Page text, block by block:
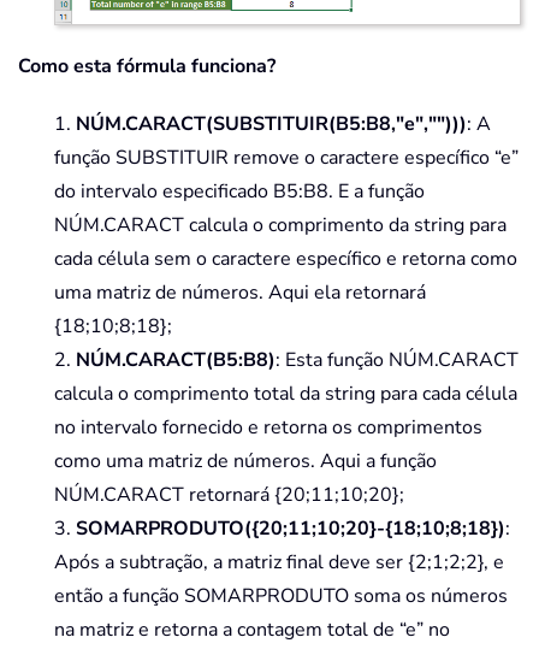
Como esta fórmula funciona?
1. NÚM.CARACT(SUBSTITUIR(B5:B8,"e",""))): A
função SUBSTITUIR remove o caractere específico “e”
do intervalo especificado B5:B8. E a função
NÚM.CARACT calcula o comprimento da string para
cada célula sem o caractere específico e retorna como
uma matriz de números. Aqui ela retornará
{18;10;8;18};
2. NÚM.CARACT(B5:B8): Esta função NÚM.CARACT
calcula o comprimento total da string para cada célula
no intervalo fornecido e retorna os comprimentos
como uma matriz de números. Aqui a função
NÚM.CARACT retornará {20;11;10;20};
3. SOMARPRODUTO({20;11;10;20}-{18;10;8;18}):
Após a subtração, a matriz final deve ser {2;1;2;2}, e
então a função SOMARPRODUTO soma os números
na matriz e retorna a contagem total de “e” no